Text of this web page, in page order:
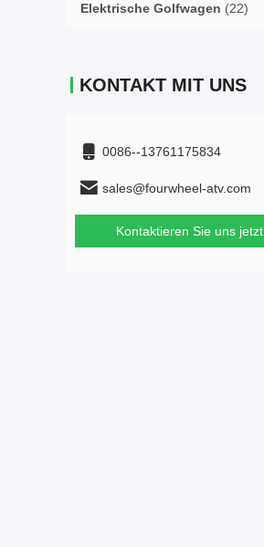
Elektrische Golfwagen (22)
KONTAKT MIT UNS
0086--13761175834
sales@fourwheel-atv.com
Kontaktieren Sie uns jetzt